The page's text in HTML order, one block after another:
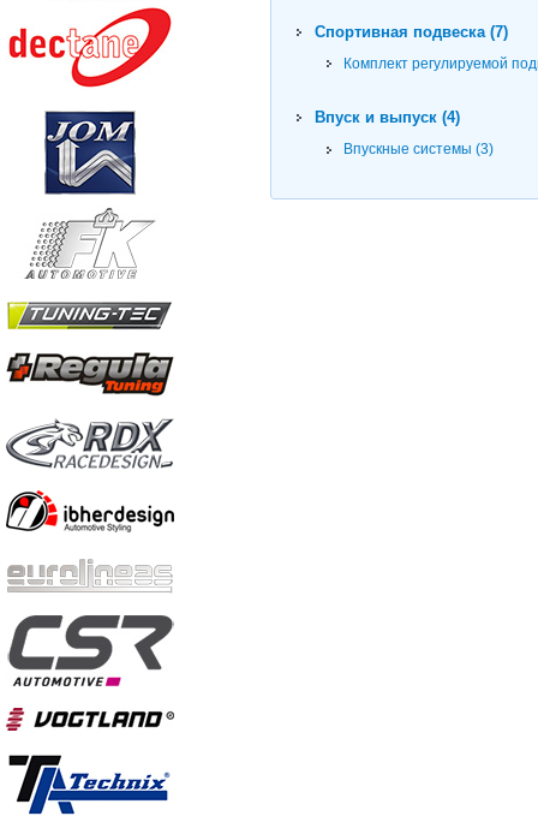
Спортивная подвеска (7)
Комплект регулируемой
Впуск и выпуск (4)
Впускные системы (3)